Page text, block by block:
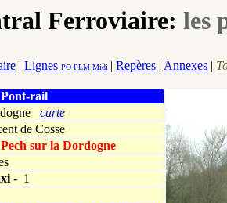
Ferroviaire: les
| Lignes PO PLM Midi | Repères | Annexes |
Pont-rail
carte
de Cosse
sur la Dordogne
- 1